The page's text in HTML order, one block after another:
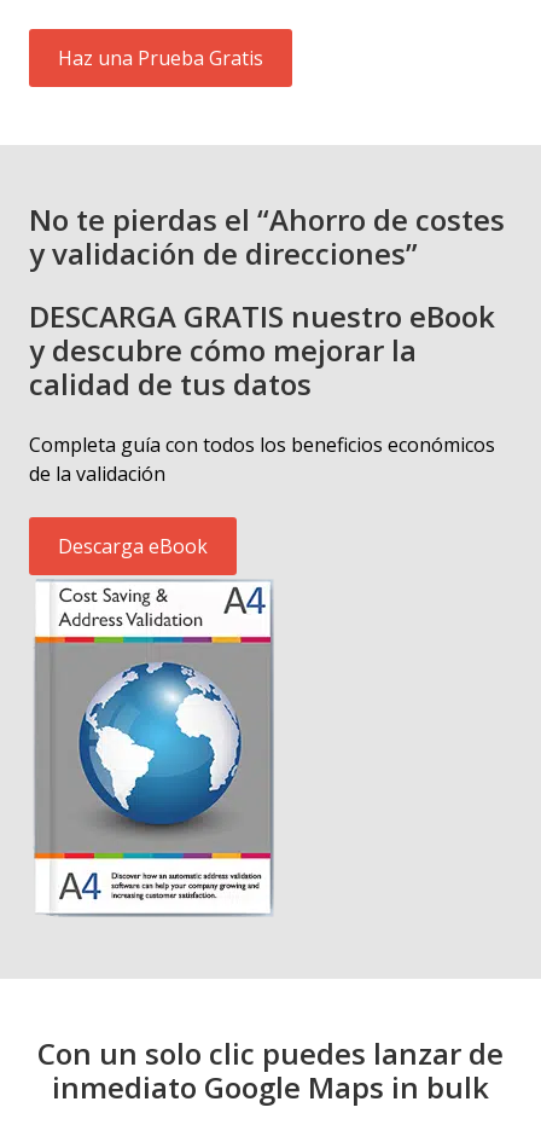
Haz una Prueba Gratis
No te pierdas el “Ahorro de costes
y validación de direcciones”
DESCARGA GRATIS nuestro eBook
y descubre cómo mejorar la
calidad de tus datos
Completa guía con todos los beneficios económicos
de la validación
Descarga eBook
Con un solo clic puedes lanzar de
inmediato Google Maps in bulk